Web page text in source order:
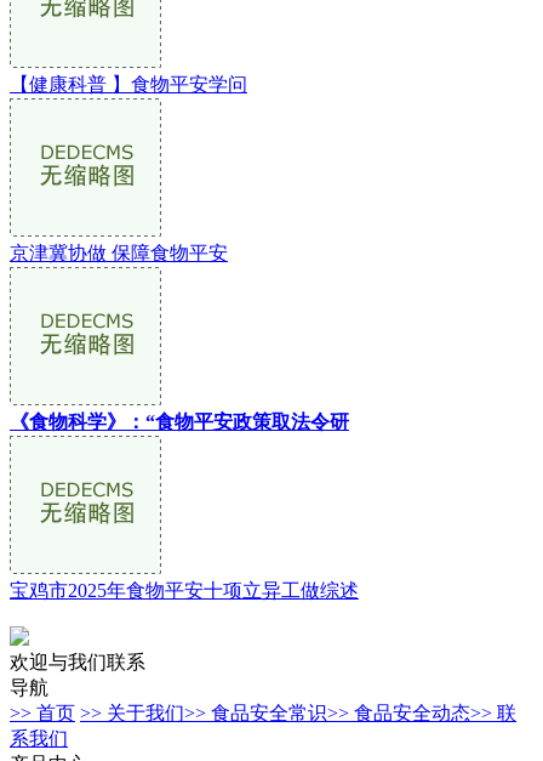
【健康科普 】食物平安学问
京津冀协做 保障食物平安
《食物科学》：“食物平安政策取法令研
宝鸡市2025年食物平安十项立异工做综述
欢迎与我们联系
导航
>> 首页 >> 关于我们>> 食品安全常识>> 食品安全动态>> 联
系我们